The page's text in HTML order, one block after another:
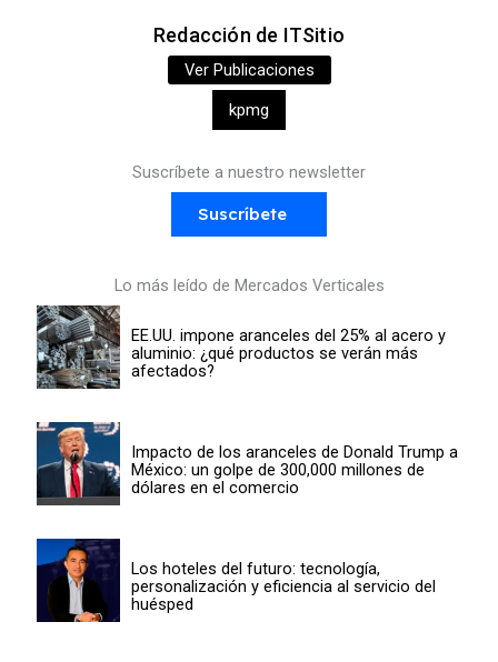
Redacción de ITSitio
Ver Publicaciones
kpmg
Suscríbete a nuestro newsletter
Suscríbete
Lo más leído de Mercados Verticales
EE.UU. impone aranceles del 25% al acero y
aluminio: ¿qué productos se verán más
afectados?
Impacto de los aranceles de Donald Trump a
México: un golpe de 300,000 millones de
dólares en el comercio
Los hoteles del futuro: tecnología,
personalización y eficiencia al servicio del
huésped